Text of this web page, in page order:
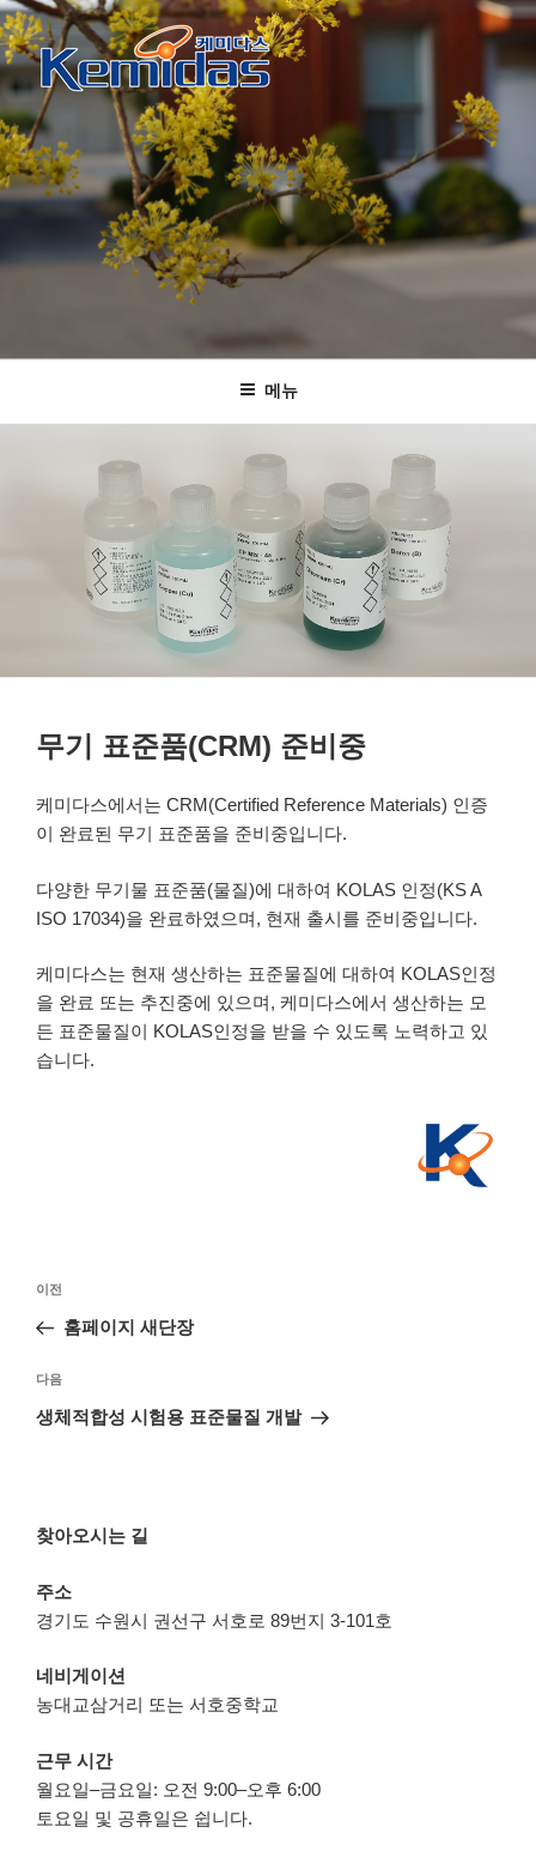
콘
텐
츠
로
바
로
가
케미다스
KOLAS 인정 공인시험기관 및 표준물질 생산기관
메뉴
무기 표준품(CRM) 준비중
케미다스에서는 CRM(Certified Reference Materials) 인증
이 완료된 무기 표준품을 준비중입니다.
다양한 무기물 표준품(물질)에 대하여 KOLAS 인정(KS A
ISO 17034)을 완료하였으며, 현재 출시를 준비중입니다.
케미다스는 현재 생산하는 표준물질에 대하여 KOLAS인정
을 완료 또는 추진중에 있으며, 케미다스에서 생산하는 모
든 표준물질이 KOLAS인정을 받을 수 있도록 노력하고 있
습니다.
색
이
전
이전
홈페이지 새단장
다
음
다음
생체적합성 시험용 표준물질 개발
찾아오시는 길
주소
경기도 수원시 권선구 서호로 89번지 3-101호
네비게이션
농대교삼거리 또는 서호중학교
근무 시간
월요일–금요일: 오전 9:00–오후 6:00
토요일 및 공휴일은 쉽니다.